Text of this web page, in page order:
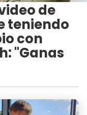
de
teniendo
con
"Ganas